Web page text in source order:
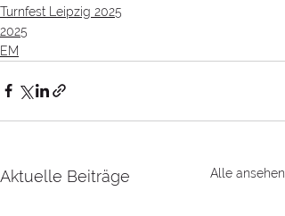
Turnfest Leipzig 2025
2025
EM
Aktuelle Beiträge Alle ansehen